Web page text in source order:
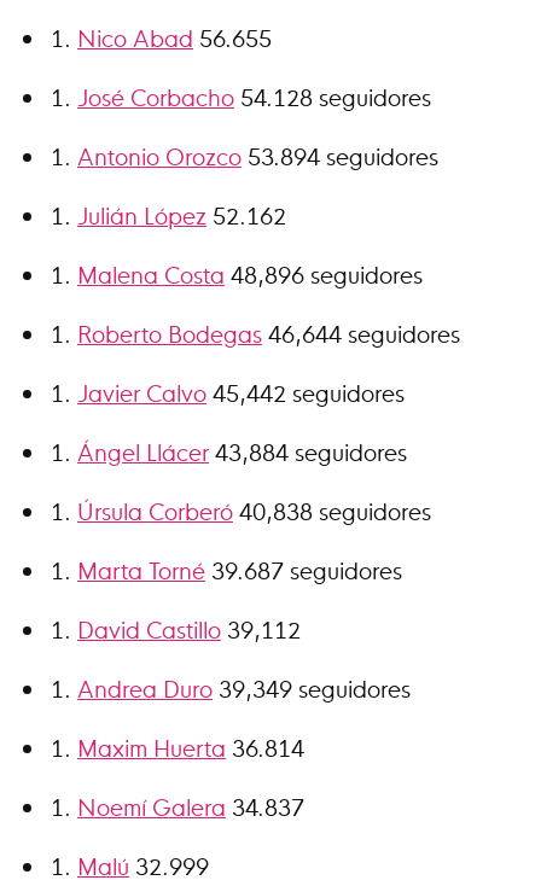
Nico Abad 56.655
José Corbacho 54.128 seguidores
Antonio Orozco 53.894 seguidores
Julián López 52.162
Malena Costa 48,896 seguidores
Roberto Bodegas46,644 seguidores
Javier Calvo45,442 seguidores
Ángel Llácer43,884 seguidores
Úrsula Corberó40,838 seguidores
Marta Torné 39.687 seguidores
David Castillo 39,112
Andrea Duro 39,349 seguidores
Maxim Huerta 36.814
Noemí Galera 34.837
Malú 32.999